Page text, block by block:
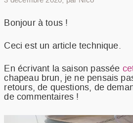
RECETTES
NOTRE METIER
FAQ
COMMANDER
Bonjour à tous !
Ceci est un article technique.
En écrivant la saison passée
chapeau brun, je ne pensais
retours, de questions, de
de commentaires !